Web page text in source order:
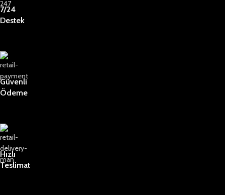
7/24
Destek
Güvenli
Ödeme
Hızlı
Teslimat